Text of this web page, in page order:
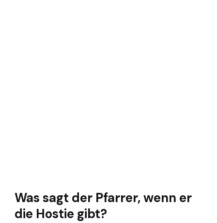
Was sagt der Pfarrer, wenn er
die Hostie gibt?